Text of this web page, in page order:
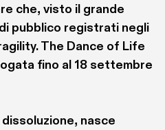
interessanti,
che l’esperienza
aree cerebrali, tra cui
visiva,
e nelle emozioni.
ruolo
che, visto il grande
pubblico registrati negli
The Dance of Life
fino al 18 settembre
nasce